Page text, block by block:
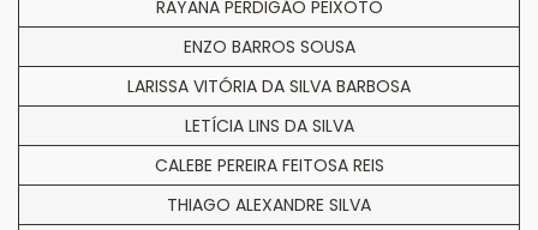
RAYANA PERDIGÃO PEIXOTO
ENZO BARROS SOUSA
LARISSA VITÓRIA DA SILVA BARBOSA
LETÍCIA LINS DA SILVA
CALEBE PEREIRA FEITOSA REIS
THIAGO ALEXANDRE SILVA